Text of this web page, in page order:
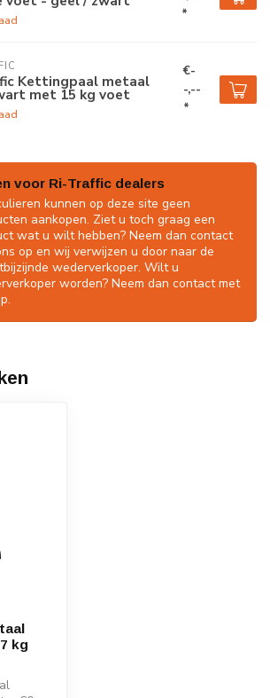
*
Kettingpaal metaal
met 15 kg voet
€-
-,--
*
voor Ri-Traffic dealers
kunnen op deze site geen
aankopen. Ziet u toch graag een
wat u wilt hebben? Neem dan contact
op en wij verwijzen u door naar de
wederverkoper. Wilt u
worden? Neem dan contact met
kg